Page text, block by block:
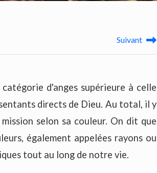
Suivant
d'anges supérieure à celle
directs de Dieu. Au total, il y
selon sa couleur. On dit que
également appelées rayons ou
tout au long de notre vie.